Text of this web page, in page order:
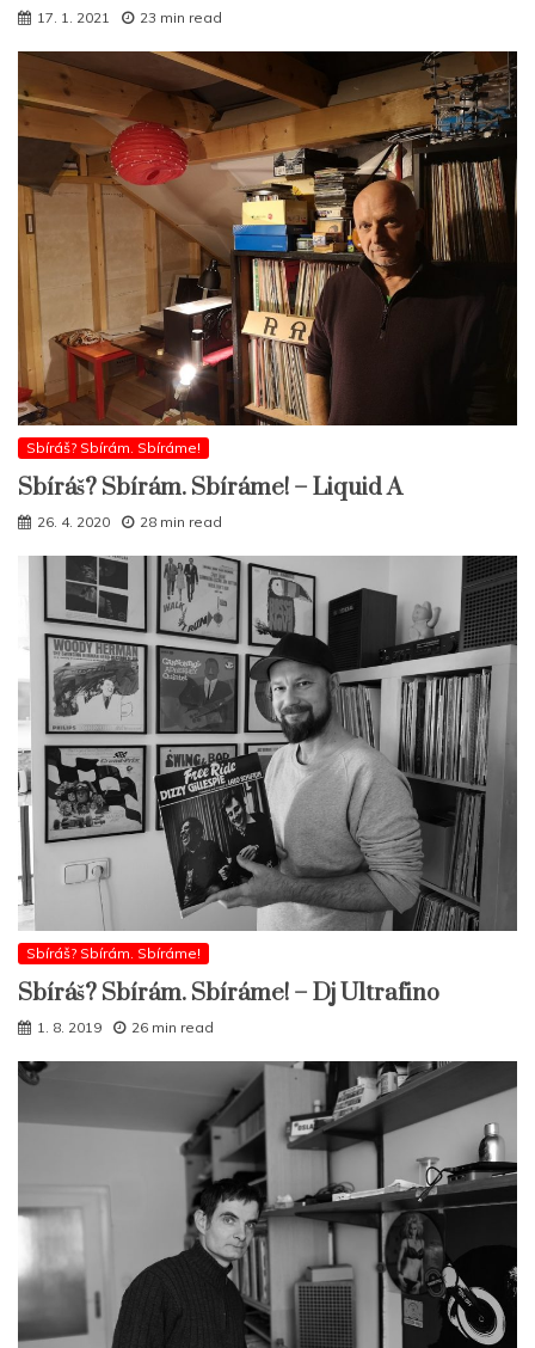
17. 1. 2021 23 min read
Sbíráš? Sbírám. Sbíráme!
Sbíráš? Sbírám. Sbíráme! – Liquid A
26. 4. 2020 28 min read
Sbíráš? Sbírám. Sbíráme!
Sbíráš? Sbírám. Sbíráme! – Dj Ultrafino
1. 8. 2019 26 min read